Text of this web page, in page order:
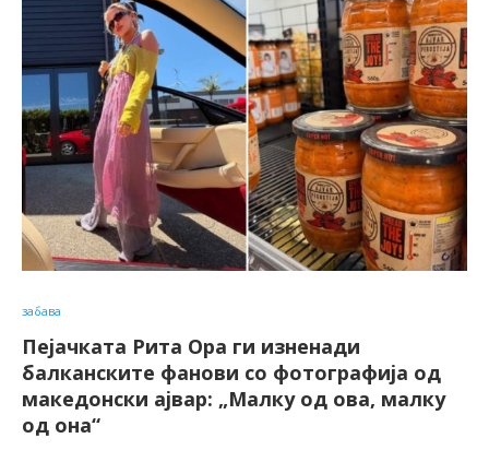
забава
Пејачката Рита Ора ги изненади
балканските фанови со фотографија од
македонски ајвар: „Малку од ова, малку
од она“